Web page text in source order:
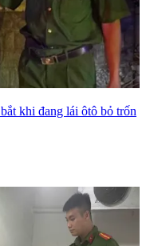
khi đang lái ôtô bỏ trốn